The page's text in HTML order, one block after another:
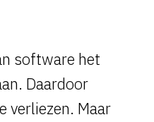
software het
Daardoor
verliezen. Maar